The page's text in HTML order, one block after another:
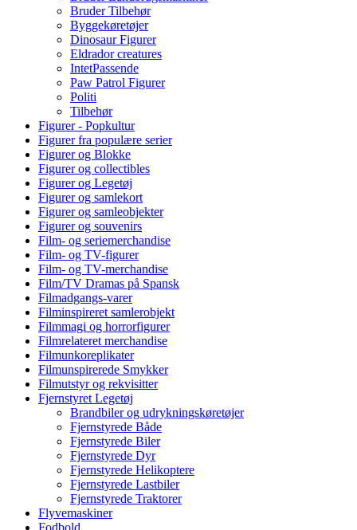
Bruder Tilbehør
Byggekøretøjer
Dinosaur Figurer
Eldrador creatures
IntetPassende
Paw Patrol Figurer
Politi
Tilbehør
Figurer - Popkultur
Figurer fra populære serier
Figurer og Blokke
Figurer og collectibles
Figurer og Legetøj
Figurer og samlekort
Figurer og samleobjekter
Figurer og souvenirs
Film- og seriemerchandise
Film- og TV-figurer
Film- og TV-merchandise
Film/TV Dramas på Spansk
Filmadgangs-varer
Filminspireret samlerobjekt
Filmmagi og horrorfigurer
Filmrelateret merchandise
Filmunkoreplikater
Filmunspirerede Smykker
Filmutstyr og rekvisitter
Fjernstyret Legetøj
Brandbiler og udrykningskøretøjer
Fjernstyrede Både
Fjernstyrede Biler
Fjernstyrede Dyr
Fjernstyrede Helikoptere
Fjernstyrede Lastbiler
Fjernstyrede Traktorer
Flyvemaskiner
Fodbold